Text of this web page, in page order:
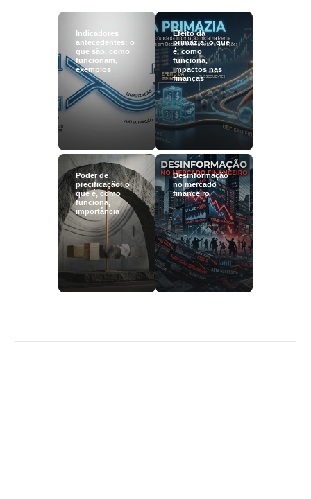
Indicadores
antecedentes: o
que são, como
funcionam,
exemplos
Efeito da
primazia: o que
é, como
funciona,
impactos nas
finanças
Poder de
precificação: o
que é, como
funciona,
importância
Desinformação
no mercado
financeiro